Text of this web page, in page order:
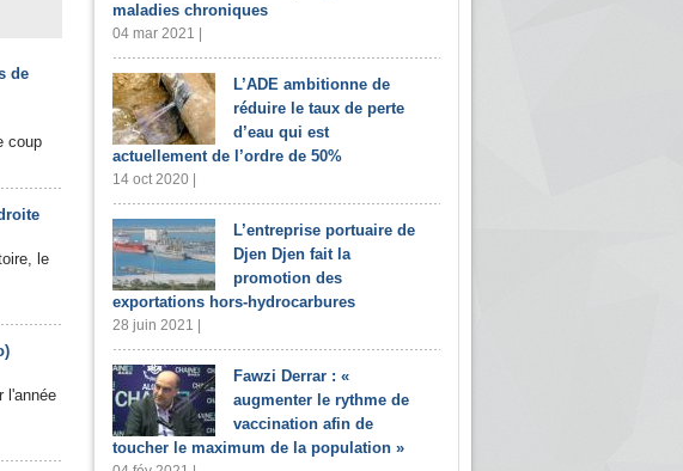
de
coup
le
l'année
maladies chroniques
04 mar 2021 |
L’ADE ambitionne de
réduire le taux de perte
d’eau qui est
actuellement de l’ordre de 50%
14 oct 2020 |
L’entreprise portuaire de
Djen Djen fait la
promotion des
exportations hors-hydrocarbures
28 juin 2021 |
Fawzi Derrar : «
augmenter le rythme de
vaccination afin de
toucher le maximum de la population »